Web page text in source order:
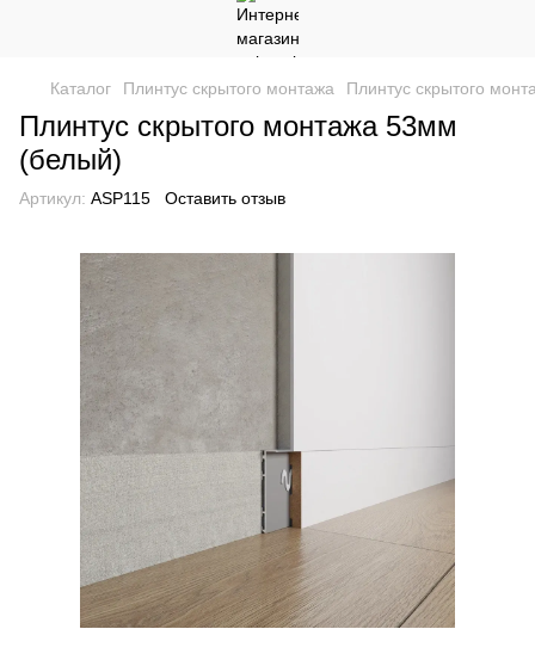
Каталог Плинтус скрытого монтажа Плинтус скрытого
Плинтус скрытого монтажа 53мм
(белый)
Артикул: ASP115 Оставить отзыв